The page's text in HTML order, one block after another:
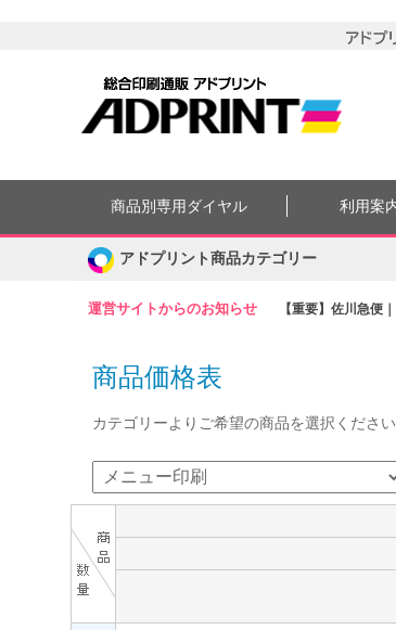
運営サイトからのお知らせ 【重要】佐川急便
商品別専用ダイヤル 利用案
アドプリント商品カテゴリー
商品価格表
カテゴリーよりご希望の商品を選択くださ